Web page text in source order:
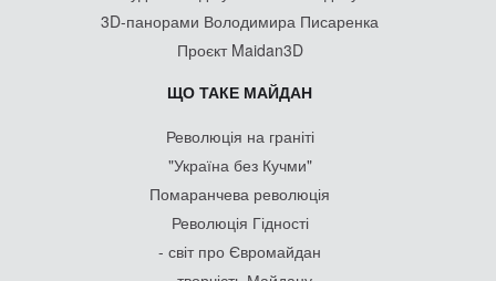
3D-панорами Володимира Писаренка
Проєкт Maidan3D
ЩО ТАКЕ МАЙДАН
Революція на граніті
"Україна без Кучми"
Помаранчева революція
Революція Гідності
- світ про Євромайдан